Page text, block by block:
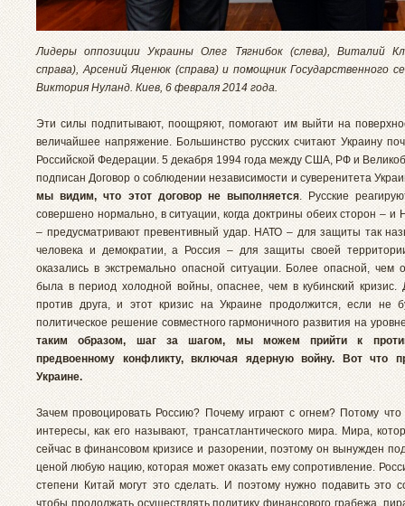
Лидеры оппозиции Украины Олег Тягнибок (слева), Виталий
справа), Арсений Яценюк (справа) и помощник Государственного
Виктория Нуланд. Киев, 6 февраля 2014 года.
Эти силы подпитывают, поощряют, помогают им выйти на
величайшее напряжение. Большинство русских считают Украину
Российской Федерации. 5 декабря 1994 года между США, РФ и
подписан Договор о соблюдении независимости и суверенитета
мы видим, что этот договор не выполняется. Русские
совершено нормально, в ситуации, когда доктрины обеих сторон – и
– предусматривают превентивный удар. НАТО – для защиты так
человека и демократии, а Россия – для защиты своей
оказались в экстремально опасной ситуации. Более опасной, чем
была в период холодной войны, опаснее, чем в кубинский кризис.
против друга, и этот кризис на Украине продолжится, если не
политическое решение совместного гармоничного развития на
таким образом, шаг за шагом, мы можем прийти к
предвоенному конфликту, включая ядерную войну. Вот что
Украине.
Зачем провоцировать Россию? Почему играют с огнем? Потому
интересы, как его называют, трансатлантического мира. Мира,
сейчас в финансовом кризисе и разорении, поэтому он вынужден
ценой любую нацию, которая может оказать ему сопротивление.
степени Китай могут это сделать. И поэтому нужно подавить это